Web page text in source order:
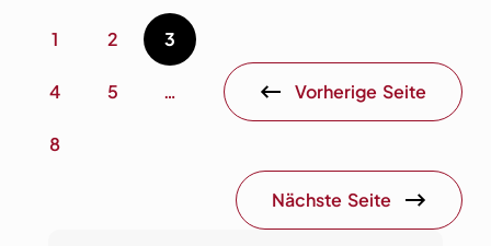
e
r
e
s
1 2 3
4 5 …
8
Vorherige Seite
Nächste Seite